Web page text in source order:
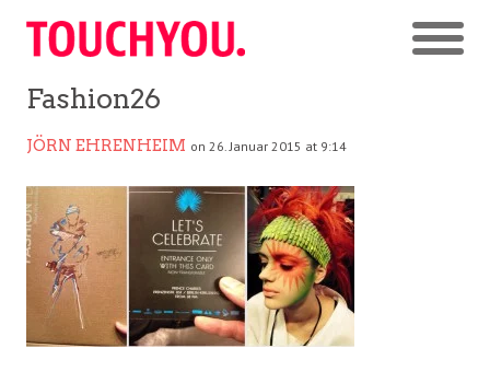
Fashion26
JÖRN EHRENHEIM on 26. Januar 2015 at 9:14